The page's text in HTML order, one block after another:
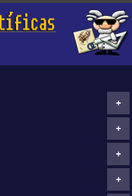
+
+
+
+